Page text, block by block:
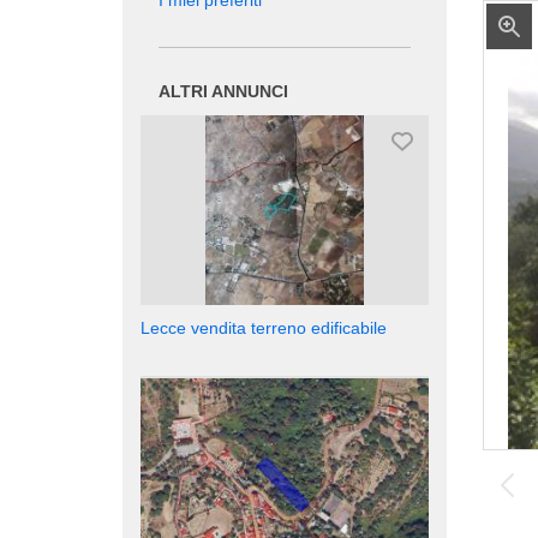
ALTRI ANNUNCI
Lecce vendita terreno edificabile